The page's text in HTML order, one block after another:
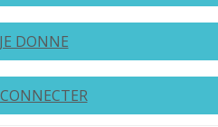
JE DONNE